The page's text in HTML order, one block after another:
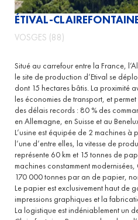
ÉTIVAL-
VOSGES (88)
Situé au carrefour entre la France,
le site de production d’Etival se
dont 15 hectares bâtis. La proximité
les économies de transport, et
des délais records : 80 % des
en Allemagne, en Suisse et au
L’usine est équipée de 2 machines
l’une d’entre elles, la vitesse de
représente 60 km et 15 tonnes de
machines constamment
170 000 tonnes par an de papier,
Le papier est exclusivement haut de
impressions graphiques et la
La logistique est indéniablement un